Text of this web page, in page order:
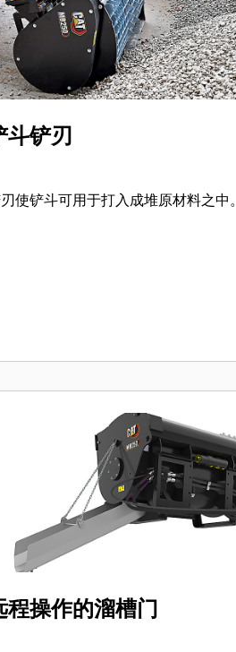
斗铲刃
使铲斗可用于打入成堆原材料之中。
程操作的溜槽门